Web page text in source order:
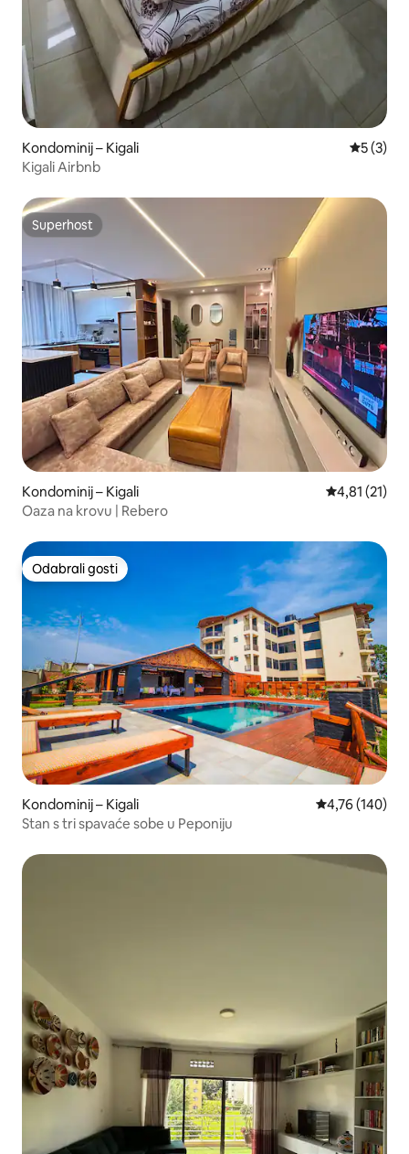
Kondominij – Kigali
5 (3)
Kigali Airbnb
Superhost
Superhost
Kondominij – Kigali Prosječna
4,81 (21)
Oaza na krovu | Rebero
Odabrali gosti
Odabrali gosti
Kondominij – Kigali Prosječna
4,76 (140)
Stan s tri spavaće sobe u Peponiju